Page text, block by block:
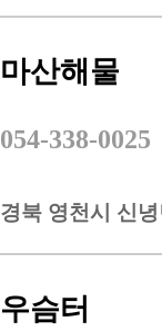
마산해물
054-338-0025
경북 영천시 신
우슴터